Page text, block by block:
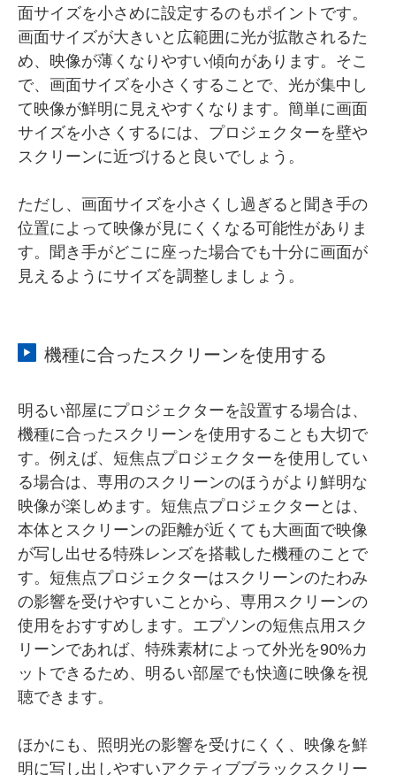
面サイズを小さめに設定するのもポイントです。
画面サイズが大きいと広範囲に光が拡散されるた
め、映像が薄くなりやすい傾向があります。そこ
で、画面サイズを小さくすることで、光が集中し
て映像が鮮明に見えやすくなります。簡単に画面
サイズを小さくするには、プロジェクターを壁や
スクリーンに近づけると良いでしょう。
ただし、画面サイズを小さくし過ぎると聞き手の
位置によって映像が見にくくなる可能性がありま
す。聞き手がどこに座った場合でも十分に画面が
見えるようにサイズを調整しましょう。
機種に合ったスクリーンを使用する
明るい部屋にプロジェクターを設置する場合は、
機種に合ったスクリーンを使用することも大切で
す。例えば、短焦点プロジェクターを使用してい
る場合は、専用のスクリーンのほうがより鮮明な
映像が楽しめます。短焦点プロジェクターとは、
本体とスクリーンの距離が近くても大画面で映像
が写し出せる特殊レンズを搭載した機種のことで
す。短焦点プロジェクターはスクリーンのたわみ
の影響を受けやすいことから、専用スクリーンの
使用をおすすめします。エプソンの短焦点用スク
リーンであれば、特殊素材によって外光を90%カ
ットできるため、明るい部屋でも快適に映像を視
聴できます。
ほかにも、照明光の影響を受けにくく、映像を鮮
明に写し出しやすいアクティブブラックスクリー